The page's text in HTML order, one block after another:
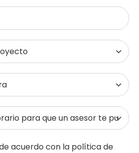
acuerdo con la política de